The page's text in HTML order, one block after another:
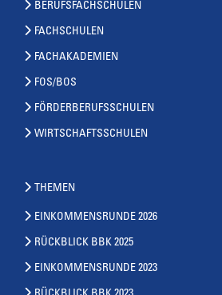
BERUFSFACHSCHULEN
FACHSCHULEN
FACHAKADEMIEN
FOS/BOS
FÖRDERBERUFSSCHULEN
WIRTSCHAFTSSCHULEN
THEMEN
EINKOMMENSRUNDE 2026
RÜCKBLICK BBK 2025
EINKOMMENSRUNDE 2023